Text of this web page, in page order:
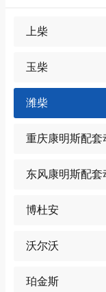
上柴
玉柴
潍柴
重庆康明斯配套
东风康明斯配套
博杜安
沃尔沃
珀金斯